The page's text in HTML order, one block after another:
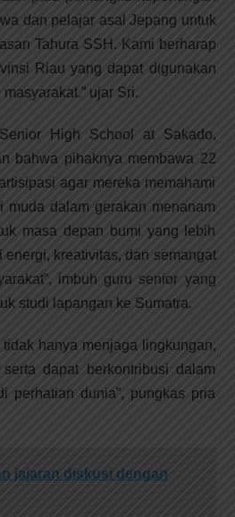
dan pelajar asal Jepang untuk
Tahura SSH. Kami berharap
Riau yang dapat digunakan
ujar Sri.
High School at Sakado,
bahwa pihaknya membawa 22
agar mereka memahami
muda dalam gerakan menanam
masa depan bumi yang lebih
energi, kreativitas, dan semangat
imbuh guru senior yang
studi lapangan ke Sumatra.
hanya menjaga lingkungan,
dapat berkontribusi dalam
perhatian dunia”, pungkas pria
jajaran diskusi dengan